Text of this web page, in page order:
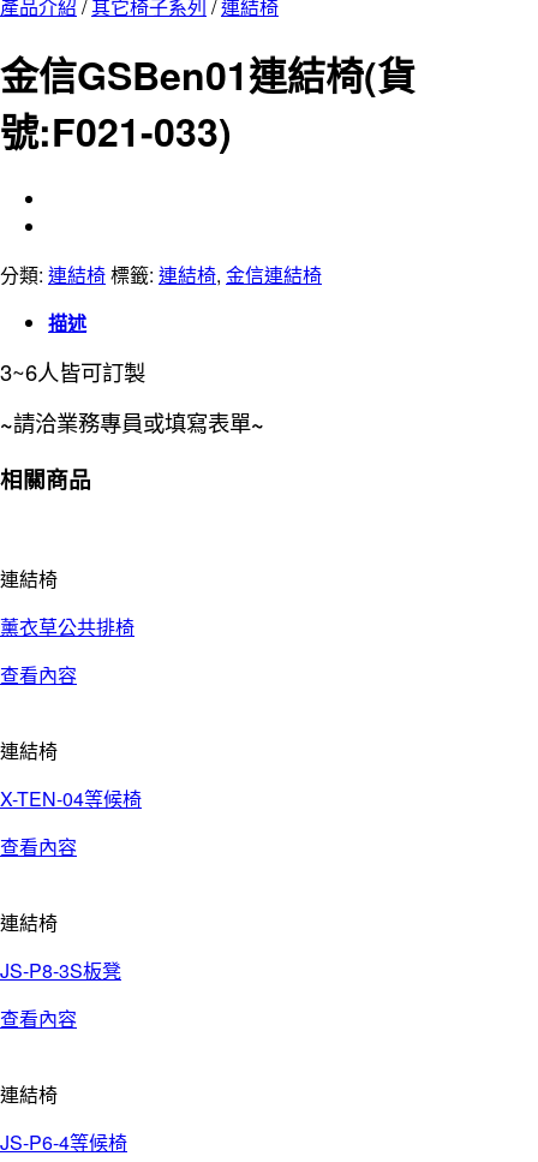
產品介紹 /其它椅子系列 /連結椅
金信GSBen01連結椅(貨
號:F021-033)
分類: 連結椅標籤: 連結椅, 金信連結椅
描述
3~6人皆可訂製
~請洽業務專員或填寫表單~
相關商品
連結椅
薰衣草公共排椅
查看內容
連結椅
X-TEN-04等候椅
查看內容
連結椅
JS-P8-3S板凳
查看內容
連結椅
JS-P6-4等候椅